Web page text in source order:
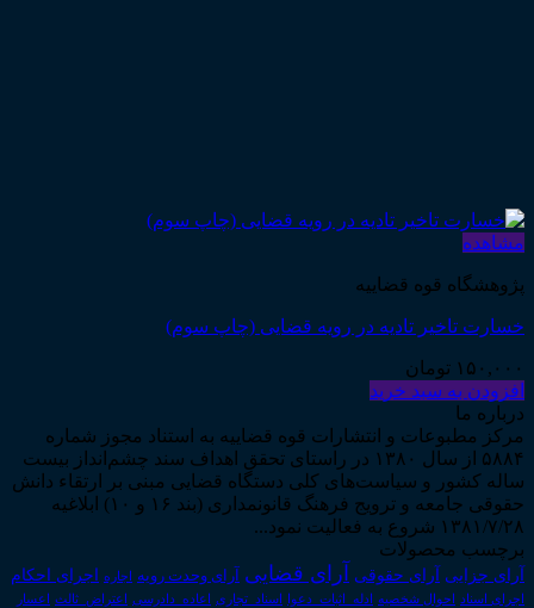
مشاهده
پژوهشگاه قوه قضاییه
خسارت تاخیر تادیه در رویه قضایی (چاپ سوم)
۱۵۰,۰۰۰ تومان
افزودن به سبد خرید
درباره ما
مرکز مطبوعات و انتشارات قوه قضاییه به استناد مجوز شماره
۵۸۸۴ از سال ۱۳۸۰ در راستای تحقق اهداف سند چشم‌انداز بیست
ساله کشور و سیاست‌های کلی دستگاه قضایی مبنی بر ارتقاء دانش
حقوقی جامعه و ترویج فرهنگ قانونمداری (بند ۱۶ و ۱۰) ابلاغیه
۱۳۸۱/۷/۲۸ شروع به فعالیت نمود...
برچسب محصولات
آرای جزایی آرای حقوقی آرای قضایی آرای وحدت رویه اجاره اجرای احکام
اجرای اسناد احوال شخصیه ادله_اثبات_دعوا اسناد_تجاری اعاده_دادرسی اعتراض_ثالث اعسار